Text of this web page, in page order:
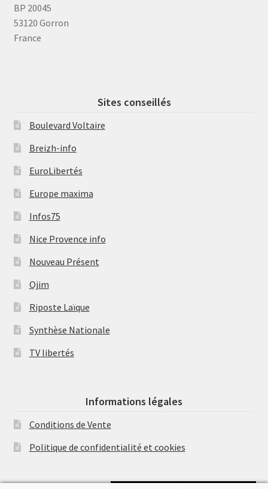
BP 20045
53120 Gorron
France
Sites conseillés
Boulevard Voltaire
Breizh-info
EuroLibertés
Europe maxima
Infos75
Nice Provence info
Nouveau Présent
Ojim
Riposte Laïque
Synthèse Nationale
TV libertés
Informations légales
Conditions de Vente
Politique de confidentialité et cookies